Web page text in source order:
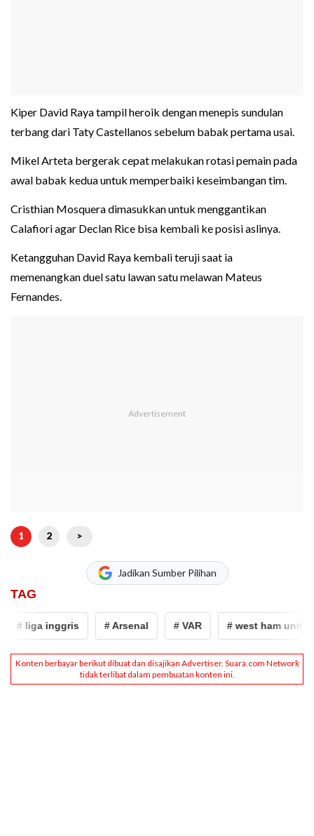
Kiper David Raya tampil heroik dengan menepis sundulan
terbang dari Taty Castellanos sebelum babak pertama usai.
Mikel Arteta bergerak cepat melakukan rotasi pemain pada
awal babak kedua untuk memperbaiki keseimbangan tim.
Cristhian Mosquera dimasukkan untuk menggantikan
Calafiori agar Declan Rice bisa kembali ke posisi aslinya.
Ketangguhan David Raya kembali teruji saat ia
memenangkan duel satu lawan satu melawan Mateus
Fernandes.
1 2 >
Jadikan Sumber Pilihan
TAG
# liga inggris # Arsenal # VAR # west ham united